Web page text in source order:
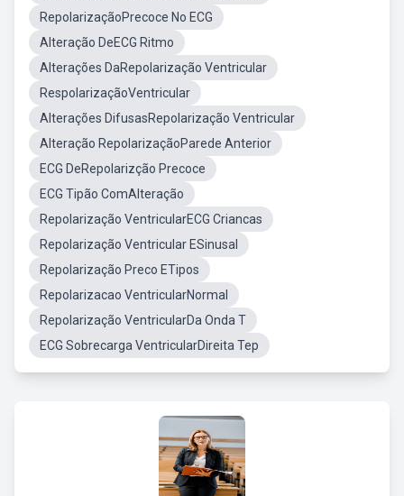
RepolarizaçãoPrecoce No ECG
Alteração DeECG Ritmo
Alterações DaRepolarização Ventricular
RespolarizaçãoVentricular
Alterações DifusasRepolarização Ventricular
Alteração RepolarizaçãoParede Anterior
ECG DeRepolarizção Precoce
ECG Tipão ComAlteração
Repolarização VentricularECG Criancas
Repolarização Ventricular ESinusal
Repolarização Preco ETipos
Repolarizacao VentricularNormal
Repolarização VentricularDa Onda T
ECG Sobrecarga VentricularDireita Tep